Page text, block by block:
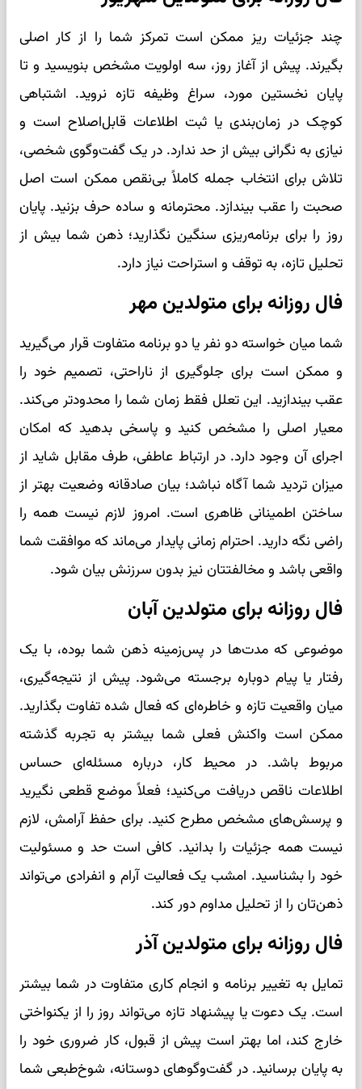
چند جزئیات ریز ممکن است تمرکز شما را از کار اصلی
بگیرند. پیش از آغاز روز، سه اولویت مشخص بنویسید و تا
پایان نخستین مورد، سراغ وظیفه تازه نروید. اشتباهی
کوچک در زمان‌بندی یا ثبت اطلاعات قابل‌اصلاح است و
نیازی به نگرانی بیش از حد ندارد. در یک گفت‌وگوی شخصی،
تلاش برای انتخاب جمله کاملاً بی‌نقص ممکن است اصل
صحبت را عقب بیندازد. محترمانه و ساده حرف بزنید. پایان
روز را برای برنامه‌ریزی سنگین نگذارید؛ ذهن شما بیش از
تحلیل تازه، به توقف و استراحت نیاز دارد.
فال روزانه برای متولدین مهر
شما میان خواسته دو نفر یا دو برنامه متفاوت قرار می‌گیرید
و ممکن است برای جلوگیری از ناراحتی، تصمیم خود را
عقب بیندازید. این تعلل فقط زمان شما را محدودتر می‌کند.
معیار اصلی را مشخص کنید و پاسخی بدهید که امکان
اجرای آن وجود دارد. در ارتباط عاطفی، طرف مقابل شاید از
میزان تردید شما آگاه نباشد؛ بیان صادقانه وضعیت بهتر از
ساختن اطمینانی ظاهری است. امروز لازم نیست همه را
راضی نگه دارید. احترام زمانی پایدار می‌ماند که موافقت شما
واقعی باشد و مخالفتتان نیز بدون سرزنش بیان شود.
فال روزانه برای متولدین آبان
موضوعی که مدت‌ها در پس‌زمینه ذهن شما بوده، با یک
رفتار یا پیام دوباره برجسته می‌شود. پیش از نتیجه‌گیری،
میان واقعیت تازه و خاطره‌ای که فعال شده تفاوت بگذارید.
ممکن است واکنش فعلی شما بیشتر به تجربه گذشته
مربوط باشد. در محیط کار، درباره مسئله‌ای حساس
اطلاعات ناقص دریافت می‌کنید؛ فعلاً موضع قطعی نگیرید
و پرسش‌های مشخص مطرح کنید. برای حفظ آرامش، لازم
نیست همه جزئیات را بدانید. کافی است حد و مسئولیت
خود را بشناسید. امشب یک فعالیت آرام و انفرادی می‌تواند
ذهن‌تان را از تحلیل مداوم دور کند.
فال روزانه برای متولدین آذر
تمایل به تغییر برنامه و انجام کاری متفاوت در شما بیشتر
است. یک دعوت یا پیشنهاد تازه می‌تواند روز را از یکنواختی
خارج کند، اما بهتر است پیش از قبول، کار ضروری خود را
به پایان برسانید. در گفت‌وگوهای دوستانه، شوخ‌طبعی شما